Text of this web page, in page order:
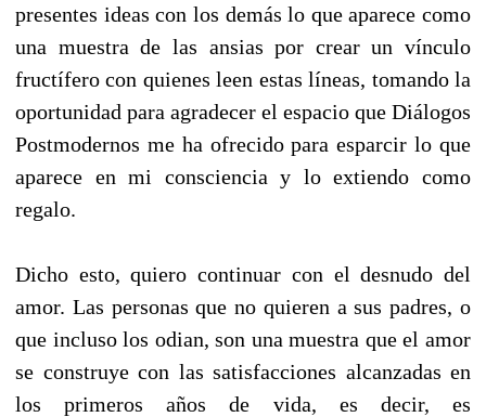
presentes ideas con los demás lo que aparece como
una muestra de las ansias por crear un vínculo
fructífero con quienes leen estas líneas, tomando la
oportunidad para agradecer el espacio que Diálogos
Postmodernos me ha ofrecido para esparcir lo que
aparece en mi consciencia y lo extiendo como
regalo.
Dicho esto, quiero continuar con el desnudo del
amor. Las personas que no quieren a sus padres, o
que incluso los odian, son una muestra que el amor
se construye con las satisfacciones alcanzadas en
los primeros años de vida, es decir, es